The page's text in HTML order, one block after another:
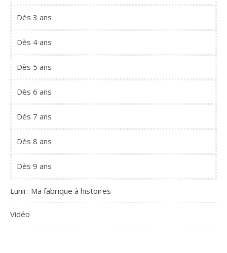
Dès 3 ans
Dès 4 ans
Dès 5 ans
Dès 6 ans
Dès 7 ans
Dès 8 ans
Dès 9 ans
Lunii : Ma fabrique à histoires
Vidéo